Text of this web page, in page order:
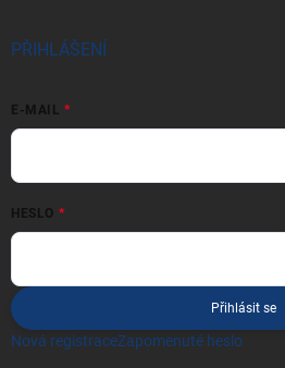
PŘIHLÁŠENÍ
E-MAIL
HESLO
Přihlásit se
Nová registraceZapomenuté heslo